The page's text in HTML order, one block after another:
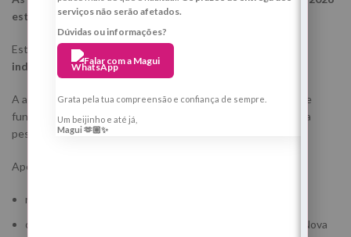
estão abertas até às 21h, hora de Lisboa, do próprio dia.
Este ritual é realizado por Margarida Fernandes
individual, consciente e totalmente sigilosa
A atuação energética é feita através donome completo
, que
funciona como ponto de ligação ao campo energético de cada
pessoa.
Após a tua inscrição:
receberás a orientação necessária para participar
o teu nome será incluído no trabalho espiritual desta Lua Nova
serviços não serão afetados.
Dúvidas ou informações?
Falar com a Magui
Grata pela tua compreensão e confiança de sempre.
Um beijinho e até já,
Magui 🫶🏼✨